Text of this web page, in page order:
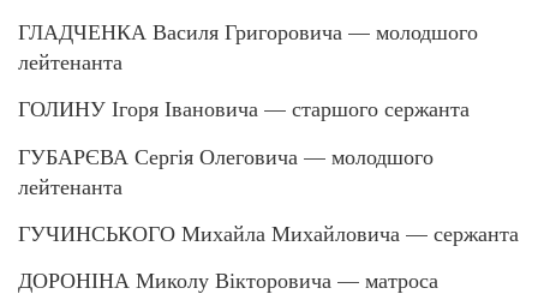
ГЛАДЧЕНКА Василя Григоровича — молодшого
лейтенанта
ГОЛИНУ Ігоря Івановича — старшого сержанта
ГУБАРЄВА Сергія Олеговича — молодшого
лейтенанта
ГУЧИНСЬКОГО Михайла Михайловича — сержанта
ДОРОНІНА Миколу Вікторовича — матроса